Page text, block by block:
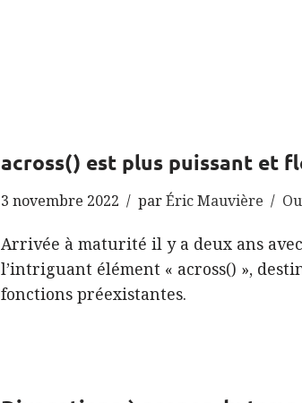
across() est plus puissant et
3 novembre 2022 parÉric Mauvière
Arrivée à maturité il y a deux ans
l’intriguant élément « across() »,
fonctions préexistantes.